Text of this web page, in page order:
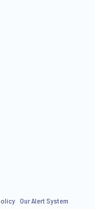
including
effect for the future.
Our Alert System